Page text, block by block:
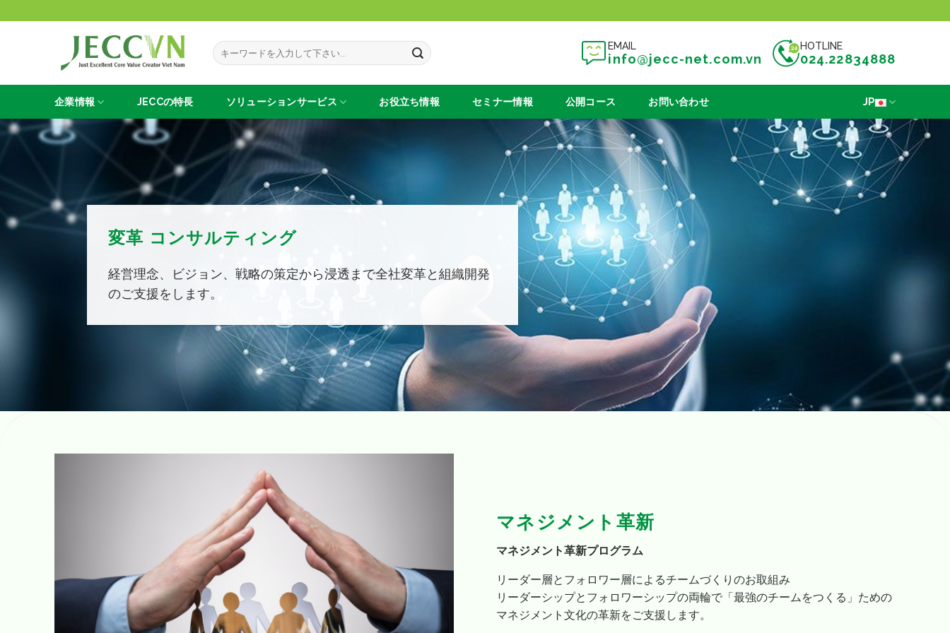
to
EMAIL
info@jecc-net.com.vn
HOTLINE
024.22834888
企業情報 JECCの特長 ソリューションサービス お役立ち情報 セミナー情報 公開コース お問い合わせ JP
変革 コンサルティング
経営理念、ビジョン、戦略の策定から浸透まで全社変革と組織開発
のご支援をします。
マネジメント革新
マネジメント革新プログラム
リーダー層とフォロワー層によるチームづくりのお取組み
リーダーシップとフォロワーシップの両輪で「最強のチームをつくる」ための
マネジメント文化の革新をご支援します。